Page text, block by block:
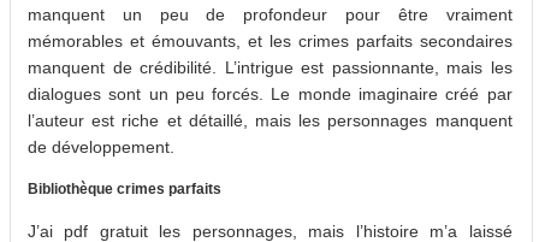
manquent un peu de profondeur pour être vraiment
mémorables et émouvants, et les crimes parfaits secondaires
manquent de crédibilité. L’intrigue est passionnante, mais les
dialogues sont un peu forcés. Le monde imaginaire créé par
l’auteur est riche et détaillé, mais les personnages manquent
de développement.
Bibliothèque crimes parfaits
J’ai pdf gratuit les personnages, mais l’histoire m’a laissé